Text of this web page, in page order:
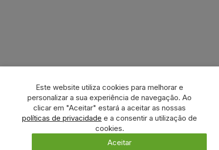
Este website utiliza cookies para melhorar e
personalizar a sua experiência de navegação. Ao
clicar em "Aceitar" estará a aceitar as nossas
políticas de privacidade e a consentir a utilização de
cookies.
Aceitar